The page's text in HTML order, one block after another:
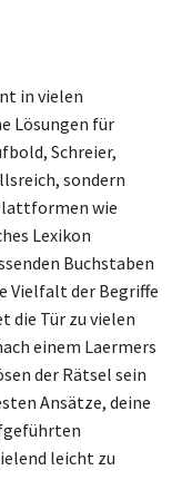
in vielen
Lösungen für
Schreier,
sondern
wie
Lexikon
Buchstaben
Vielfalt der Begriffe
die Tür zu vielen
einem Laermers
der Rätsel sein
Ansätze, deine
leicht zu